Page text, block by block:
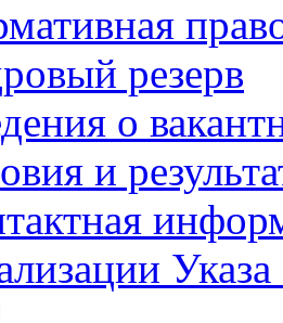
резерв
о
и